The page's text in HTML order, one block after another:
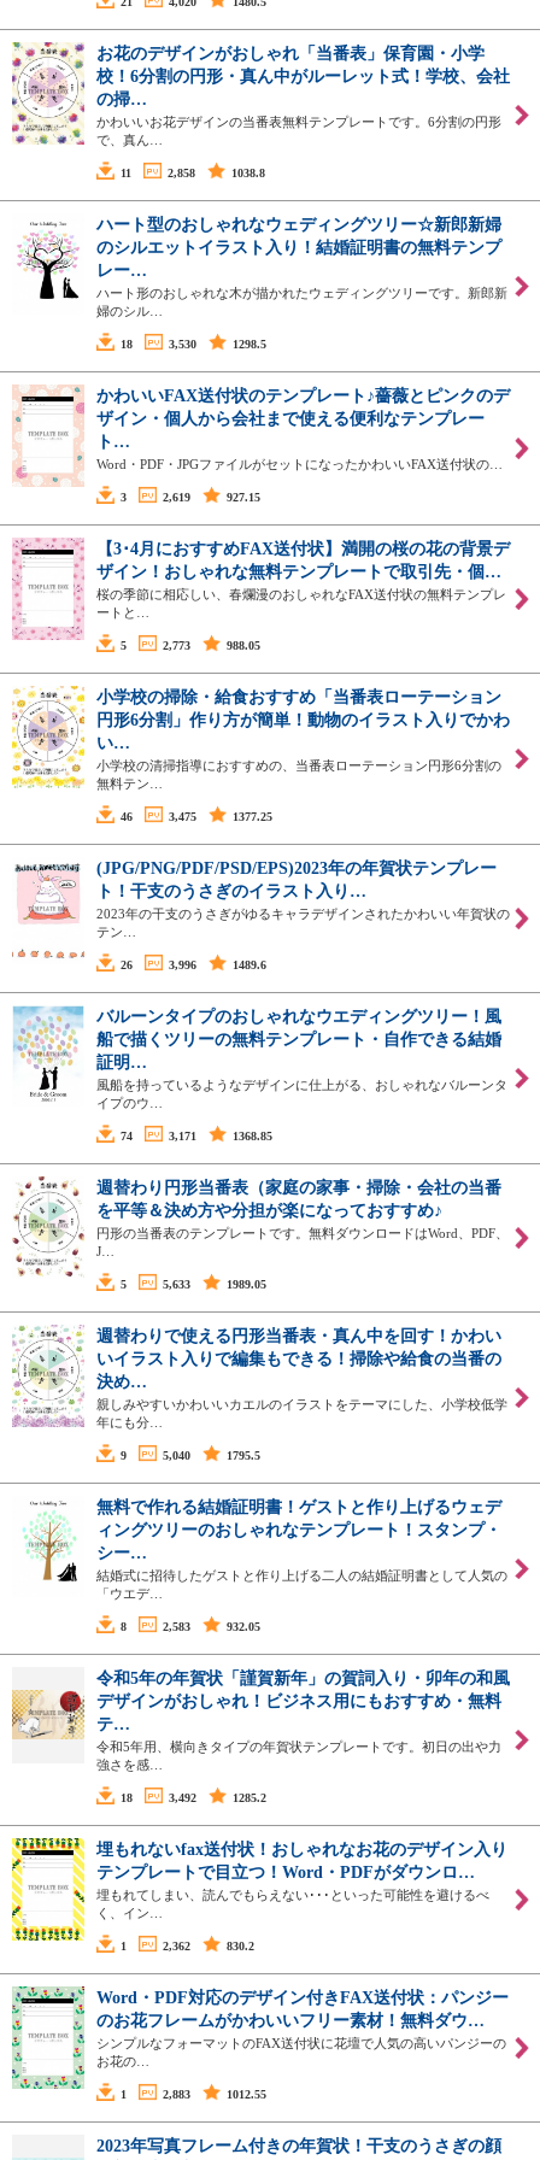
お花のデザインがおしゃれ「当番表」保育園・小学
校！6分割の円形・真ん中がルーレット式！学校、会社
の掃…
かわいいお花デザインの当番表無料テンプレートです。6分割の円形
で、真ん…
11 2,858 1038.8
ハート型のおしゃれなウェディングツリー☆新郎新婦
のシルエットイラスト入り！結婚証明書の無料テンプ
レー…
ハート形のおしゃれな木が描かれたウェディングツリーです。新郎新
婦のシル…
18 3,530 1298.5
かわいいFAX送付状のテンプレート♪薔薇とピンクのデ
ザイン・個人から会社まで使える便利なテンプレー
ト…
Word・PDF・JPGファイルがセットになったかわいいFAX送付状の…
3 2,619 927.15
【3･4月におすすめFAX送付状】満開の桜の花の背景デ
ザイン！おしゃれな無料テンプレートで取引先・個…
桜の季節に相応しい、春爛漫のおしゃれなFAX送付状の無料テンプレ
ートと…
5 2,773 988.05
小学校の掃除・給食おすすめ「当番表ローテーション
円形6分割」作り方が簡単！動物のイラスト入りでかわ
い…
小学校の清掃指導におすすめの、当番表ローテーション円形6分割の
無料テン…
46 3,475 1377.25
(JPG/PNG/PDF/PSD/EPS)2023年の年賀状テンプレー
ト！干支のうさぎのイラスト入り…
2023年の干支のうさぎがゆるキャラデザインされたかわいい年賀状の
テン…
26 3,996 1489.6
バルーンタイプのおしゃれなウエディングツリー！風
船で描くツリーの無料テンプレート・自作できる結婚
証明…
風船を持っているようなデザインに仕上がる、おしゃれなバルーンタ
イプのウ…
74 3,171 1368.85
週替わり円形当番表（家庭の家事・掃除・会社の当番
を平等＆決め方や分担が楽になっておすすめ♪
円形の当番表のテンプレートです。無料ダウンロードはWord、PDF、
J…
5 5,633 1989.05
週替わりで使える円形当番表・真ん中を回す！かわい
いイラスト入りで編集もできる！掃除や給食の当番の
決め…
親しみやすいかわいいカエルのイラストをテーマにした、小学校低学
年にも分…
9 5,040 1795.5
無料で作れる結婚証明書！ゲストと作り上げるウェデ
ィングツリーのおしゃれなテンプレート！スタンプ・
シー…
結婚式に招待したゲストと作り上げる二人の結婚証明書として人気の
「ウエデ…
8 2,583 932.05
令和5年の年賀状「謹賀新年」の賀詞入り・卯年の和風
デザインがおしゃれ！ビジネス用にもおすすめ・無料
テ…
令和5年用、横向きタイプの年賀状テンプレートです。初日の出や力
強さを感…
18 3,492 1285.2
埋もれないfax送付状！おしゃれなお花のデザイン入り
テンプレートで目立つ！Word・PDFがダウンロ…
埋もれてしまい、読んでもらえない･･･といった可能性を避けるべ
く、イン…
1 2,362 830.2
Word・PDF対応のデザイン付きFAX送付状：パンジー
のお花フレームがかわいいフリー素材！無料ダウ…
シンプルなフォーマットのFAX送付状に花壇で人気の高いパンジーの
お花の…
1 2,883 1012.55
2023年写真フレーム付きの年賀状！干支のうさぎの顔